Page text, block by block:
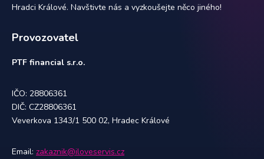
Hradci Králové. Navštivte nás a vyzkoušejte něco jiného!
Provozovatel
PTF financial s.r.o.
IČO: 28806361
DIČ: CZ28806361
Veverkova 1343/1 500 02, Hradec Králové
Email: zakaznik@iloveservis.cz